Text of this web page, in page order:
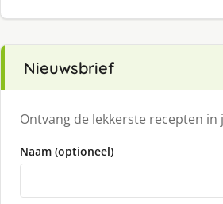
Nieuwsbrief
Ontvang de lekkerste recepten in
Naam (optioneel)